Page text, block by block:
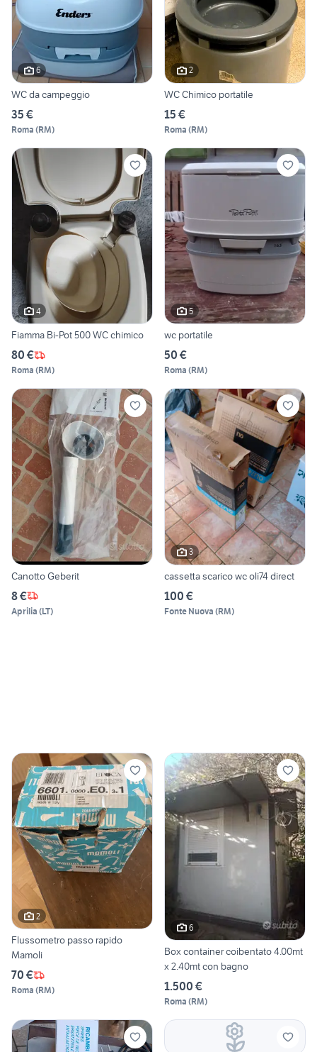
6
WC da campeggio
35 €
Roma (RM)
2
WC Chimico portatile
15 €
Roma (RM)
4
Fiamma Bi-Pot 500 WC chimico
80 €
Roma (RM)
5
wc portatile
50 €
Roma (RM)
Canotto Geberit
8 €
Aprilia (LT)
3
cassetta scarico wc oli74 direct
100 €
Fonte Nuova (RM)
2
Flussometro passo rapido
Mamoli
70 €
Roma (RM)
6
Box container coibentato 4.00mt
x 2.40mt con bagno
1.500 €
Roma (RM)